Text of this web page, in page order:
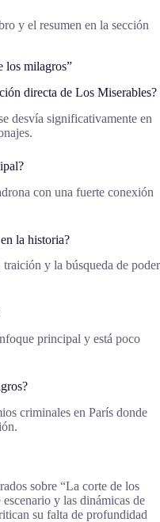
y el resumen en la sección
los milagros”
directa de Los Miserables?
desvía significativamente en
con una fuerte conexión
la historia?
y la búsqueda de poder
principal y está poco
criminales en París donde
sobre “La corte de los
y las dinámicas de
su falta de profundidad